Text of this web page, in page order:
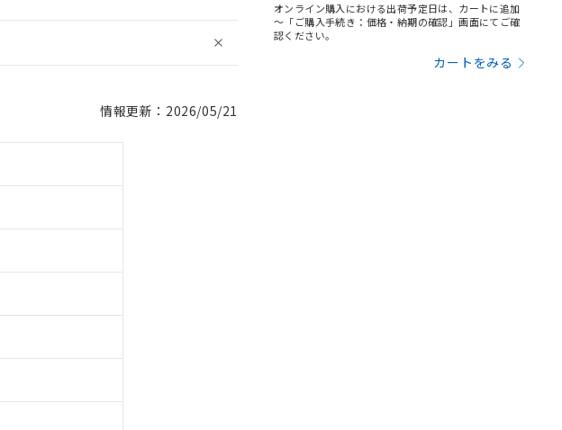
情報更新：2026/05/21
オンライン購入における出荷予定日は、カートに追加
～「ご購入手続き：価格・納期の確認」画面にてご確
認ください。
カートをみる